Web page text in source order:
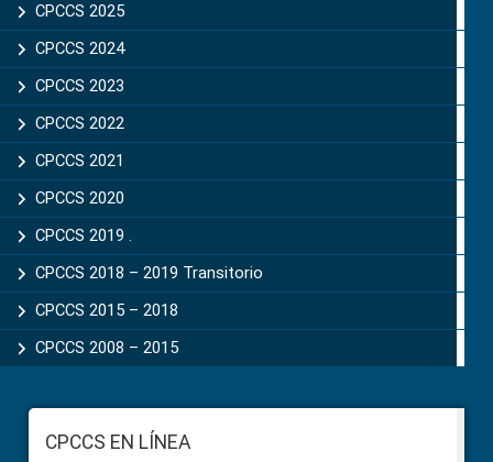
CPCCS 2025
CPCCS 2024
CPCCS 2023
CPCCS 2022
CPCCS 2021
CPCCS 2020
CPCCS 2019 .
CPCCS 2018 – 2019 Transitorio
CPCCS 2015 – 2018
CPCCS 2008 – 2015
FooterCPCCS EN LÍNEA